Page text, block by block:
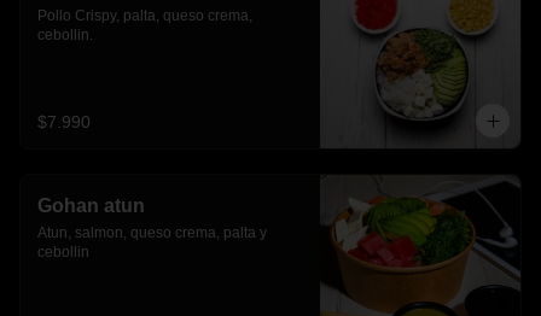
Pollo Crispy, palta, queso crema,
cebollin.
$7.990
Gohan atun
Atun, salmon, queso crema, palta y
cebollin